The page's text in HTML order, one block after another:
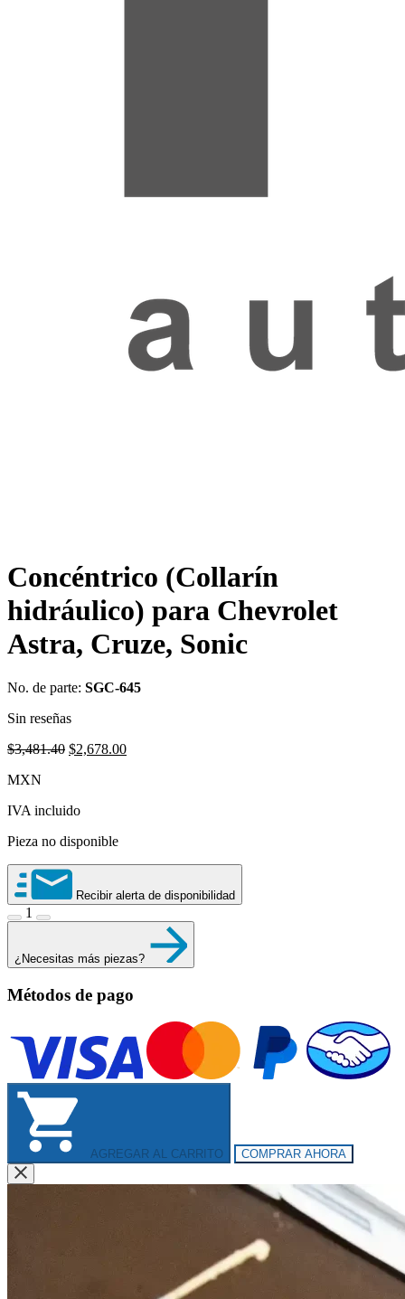
Concéntrico (Collarín
hidráulico) para Chevrolet
Astra, Cruze, Sonic
No. de parte: SGC-645
Sin reseñas
$3,481.40 Original
$2,678.00Current
MXN
IVA incluido
Pieza no disponible
Recibir alerta de disponibilidad
1
¿Necesitas más piezas?
Métodos de pago
AGREGAR AL CARRITO COMPRAR AHORA